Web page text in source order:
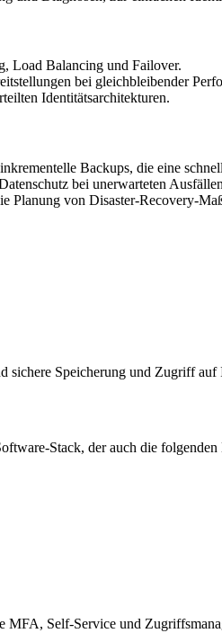
Load Balancing und Failover.
bei gleichbleibender
Identitätsarchitekturen.
Backups, die eine
bei unerwarteten
Planung von Disaster-Recovery-
sichere Speicherung und Zugriff
Stack, der auch die folgenden
MFA, Self-Service und